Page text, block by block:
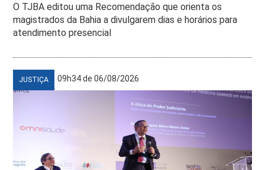
O TJBA editou uma Recomendação que orienta os
magistrados da Bahia a divulgarem dias e horários para
atendimento presencial
JUSTIÇA 09h34 de 06/08/2026